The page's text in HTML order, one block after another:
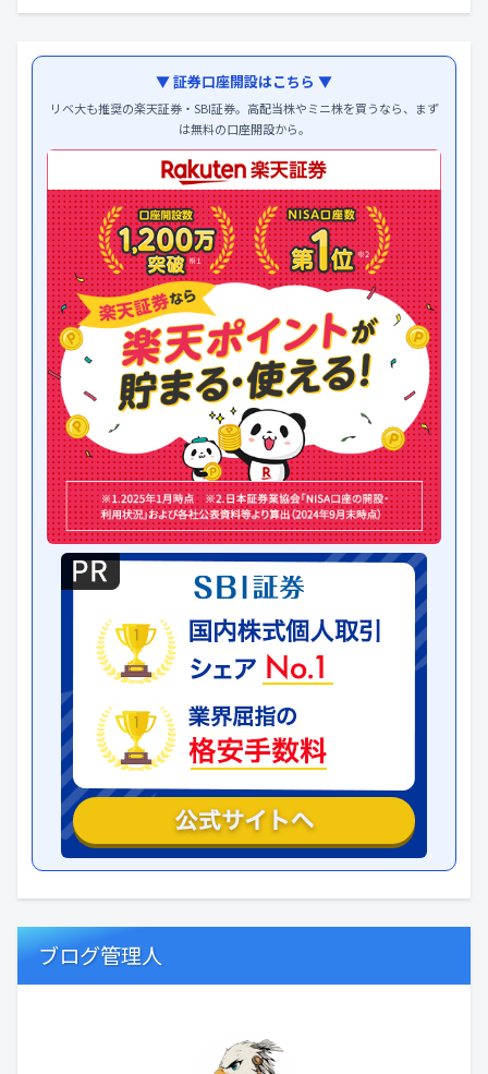
▼ 証券口座開設はこちら ▼
リベ大も推奨の楽天証券・SBI証券。高配当株やミニ株を買うなら、まず
は無料の口座開設から。
ブログ管理人